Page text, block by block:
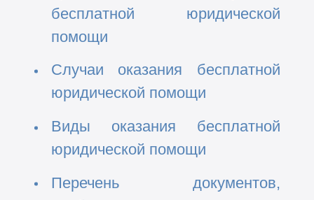
бесплатной юридической
помощи
Случаи оказания бесплатной
юридической помощи
Виды оказания бесплатной
юридической помощи
Перечень документов,